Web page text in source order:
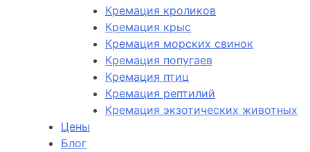
Кремация кроликов
Кремация крыс
Кремация морских свинок
Кремация попугаев
Кремация птиц
Кремация рептилий
Кремация экзотических животных
Цены
Блог